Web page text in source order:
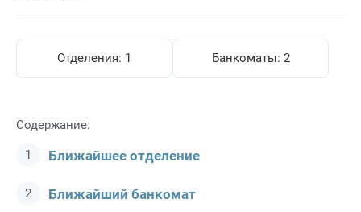
Отделения: 1 Банкоматы: 2
Содержание:
Ближайшее отделение
Ближайший банкомат